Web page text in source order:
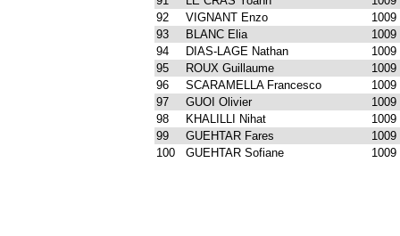
92
VIGNANT Enzo
1009
93
BLANC Elia
1009
94
DIAS-LAGE Nathan
1009
95
ROUX Guillaume
1009
96
SCARAMELLA Francesco
1009
97
GUOI Olivier
1009
98
KHALILLI Nihat
1009
99
GUEHTAR Fares
1009
100
GUEHTAR Sofiane 1009